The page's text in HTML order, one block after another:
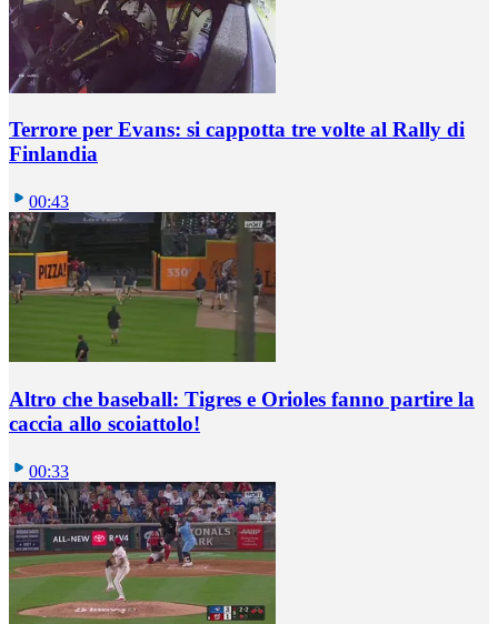
Terrore per Evans: si cappotta tre volte al Rally di
Finlandia
00:43
Altro che baseball: Tigres e Orioles fanno partire la
caccia allo scoiattolo!
00:33